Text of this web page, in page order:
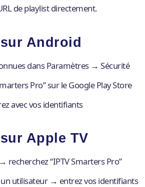
de playlist directement.
Android
dans Paramètres → Sécurité
Pro” sur le Google Play Store
avec vos identifiants
Apple TV
recherchez “IPTV Smarters Pro”
utilisateur → entrez vos identifiants